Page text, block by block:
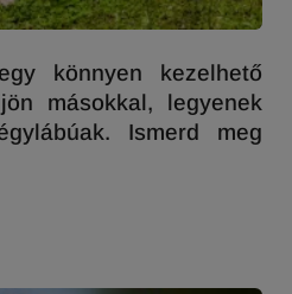
könnyen kezelhető
másokkal, legyenek
Ismerd meg